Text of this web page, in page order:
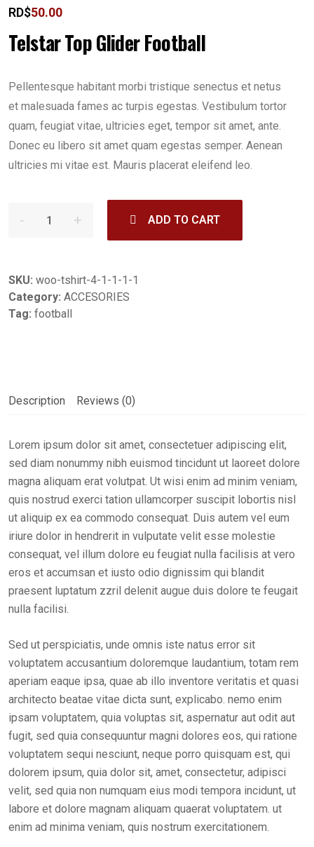
RD$50.00
Telstar Top Glider Football
Pellentesque habitant morbi tristique senectus et netus
et malesuada fames ac turpis egestas. Vestibulum tortor
quam, feugiat vitae, ultricies eget, tempor sit amet, ante.
Donec eu libero sit amet quam egestas semper. Aenean
ultricies mi vitae est. Mauris placerat eleifend leo.
ADD TO CART
SKU: woo-tshirt-4-1-1-1-1
Category: ACCESORIES
Tag: football
Description Reviews (0)
Lorem ipsum dolor sit amet, consectetuer adipiscing elit,
sed diam nonummy nibh euismod tincidunt ut laoreet dolore
magna aliquam erat volutpat. Ut wisi enim ad minim veniam,
quis nostrud exerci tation ullamcorper suscipit lobortis nisl
ut aliquip ex ea commodo consequat. Duis autem vel eum
iriure dolor in hendrerit in vulputate velit esse molestie
consequat, vel illum dolore eu feugiat nulla facilisis at vero
eros et accumsan et iusto odio dignissim qui blandit
praesent luptatum zzril delenit augue duis dolore te feugait
nulla facilisi.
Sed ut perspiciatis, unde omnis iste natus error sit
voluptatem accusantium doloremque laudantium, totam rem
aperiam eaque ipsa, quae ab illo inventore veritatis et quasi
architecto beatae vitae dicta sunt, explicabo. nemo enim
ipsam voluptatem, quia voluptas sit, aspernatur aut odit aut
fugit, sed quia consequuntur magni dolores eos, qui ratione
voluptatem sequi nesciunt, neque porro quisquam est, qui
dolorem ipsum, quia dolor sit, amet, consectetur, adipisci
velit, sed quia non numquam eius modi tempora incidunt, ut
labore et dolore magnam aliquam quaerat voluptatem. ut
enim ad minima veniam, quis nostrum exercitationem.